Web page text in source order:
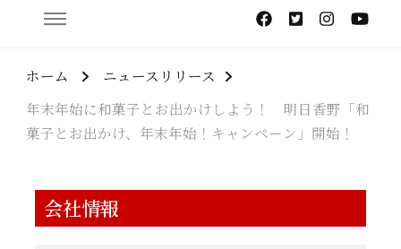
ホーム
ニュースリリース
年末年始に和菓子とお出かけしよう！ 明日香野「和
菓子とお出かけ、年末年始！キャンペーン」開始！
会社情報